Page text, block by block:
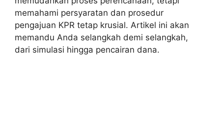
memahami persyaratan dan prosedur
pengajuan KPR tetap krusial. Artikel ini akan
memandu Anda selangkah demi selangkah,
dari simulasi hingga pencairan dana.